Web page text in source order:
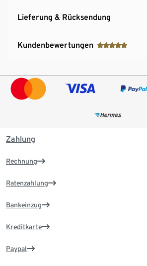
Lieferung & Rücksendung
Kundenbewertungen
Zahlung
Rechnung
Ratenzahlung
Bankeinzug
Kreditkarte
Paypal